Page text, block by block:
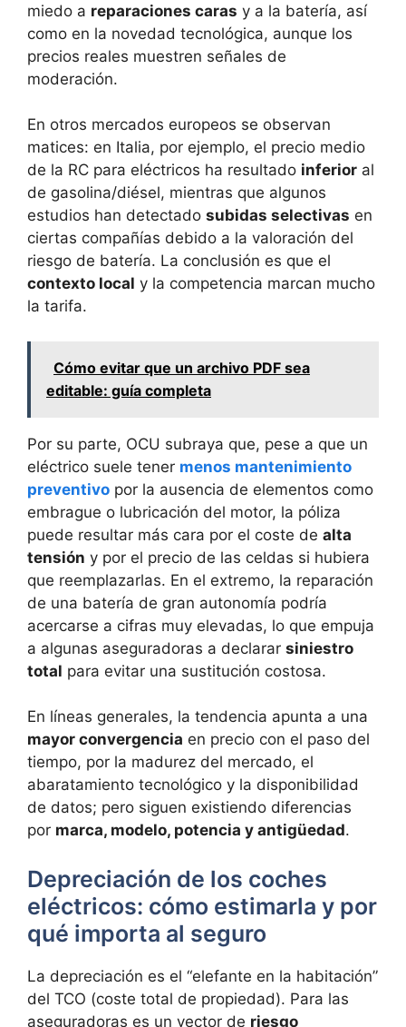
miedo a reparaciones caras y a la batería, así
como en la novedad tecnológica, aunque los
precios reales muestren señales de
moderación.
En otros mercados europeos se observan
matices: en Italia, por ejemplo, el precio medio
de la RC para eléctricos ha resultado inferior al
de gasolina/diésel, mientras que algunos
estudios han detectado subidas selectivas en
ciertas compañías debido a la valoración del
riesgo de batería. La conclusión es que el
contexto local y la competencia marcan mucho
la tarifa.
Cómo evitar que un archivo PDF sea
editable: guía completa
Por su parte, OCU subraya que, pese a que un
eléctrico suele tener menos mantenimiento
preventivo por la ausencia de elementos como
embrague o lubricación del motor, la póliza
puede resultar más cara por el coste de alta
tensión y por el precio de las celdas si hubiera
que reemplazarlas. En el extremo, la reparación
de una batería de gran autonomía podría
acercarse a cifras muy elevadas, lo que empuja
a algunas aseguradoras a declarar siniestro
total para evitar una sustitución costosa.
En líneas generales, la tendencia apunta a una
mayor convergencia en precio con el paso del
tiempo, por la madurez del mercado, el
abaratamiento tecnológico y la disponibilidad
de datos; pero siguen existiendo diferencias
por marca, modelo, potencia y antigüedad.
Depreciación de los coches
eléctricos: cómo estimarla y por
qué importa al seguro
La depreciación es el “elefante en la habitación”
del TCO (coste total de propiedad). Para las
aseguradoras es un vector de riesgo